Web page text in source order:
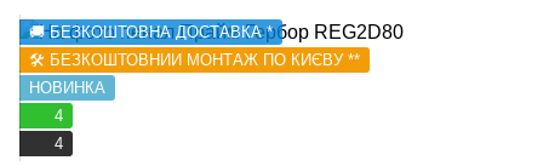
🚚 БЕЗКОШТОВНА ДОСТАВКА *
🛠️ БЕЗКОШТОВНИЙ МОНТАЖ ПО КИЄВУ **
НОВИНКА
4
4